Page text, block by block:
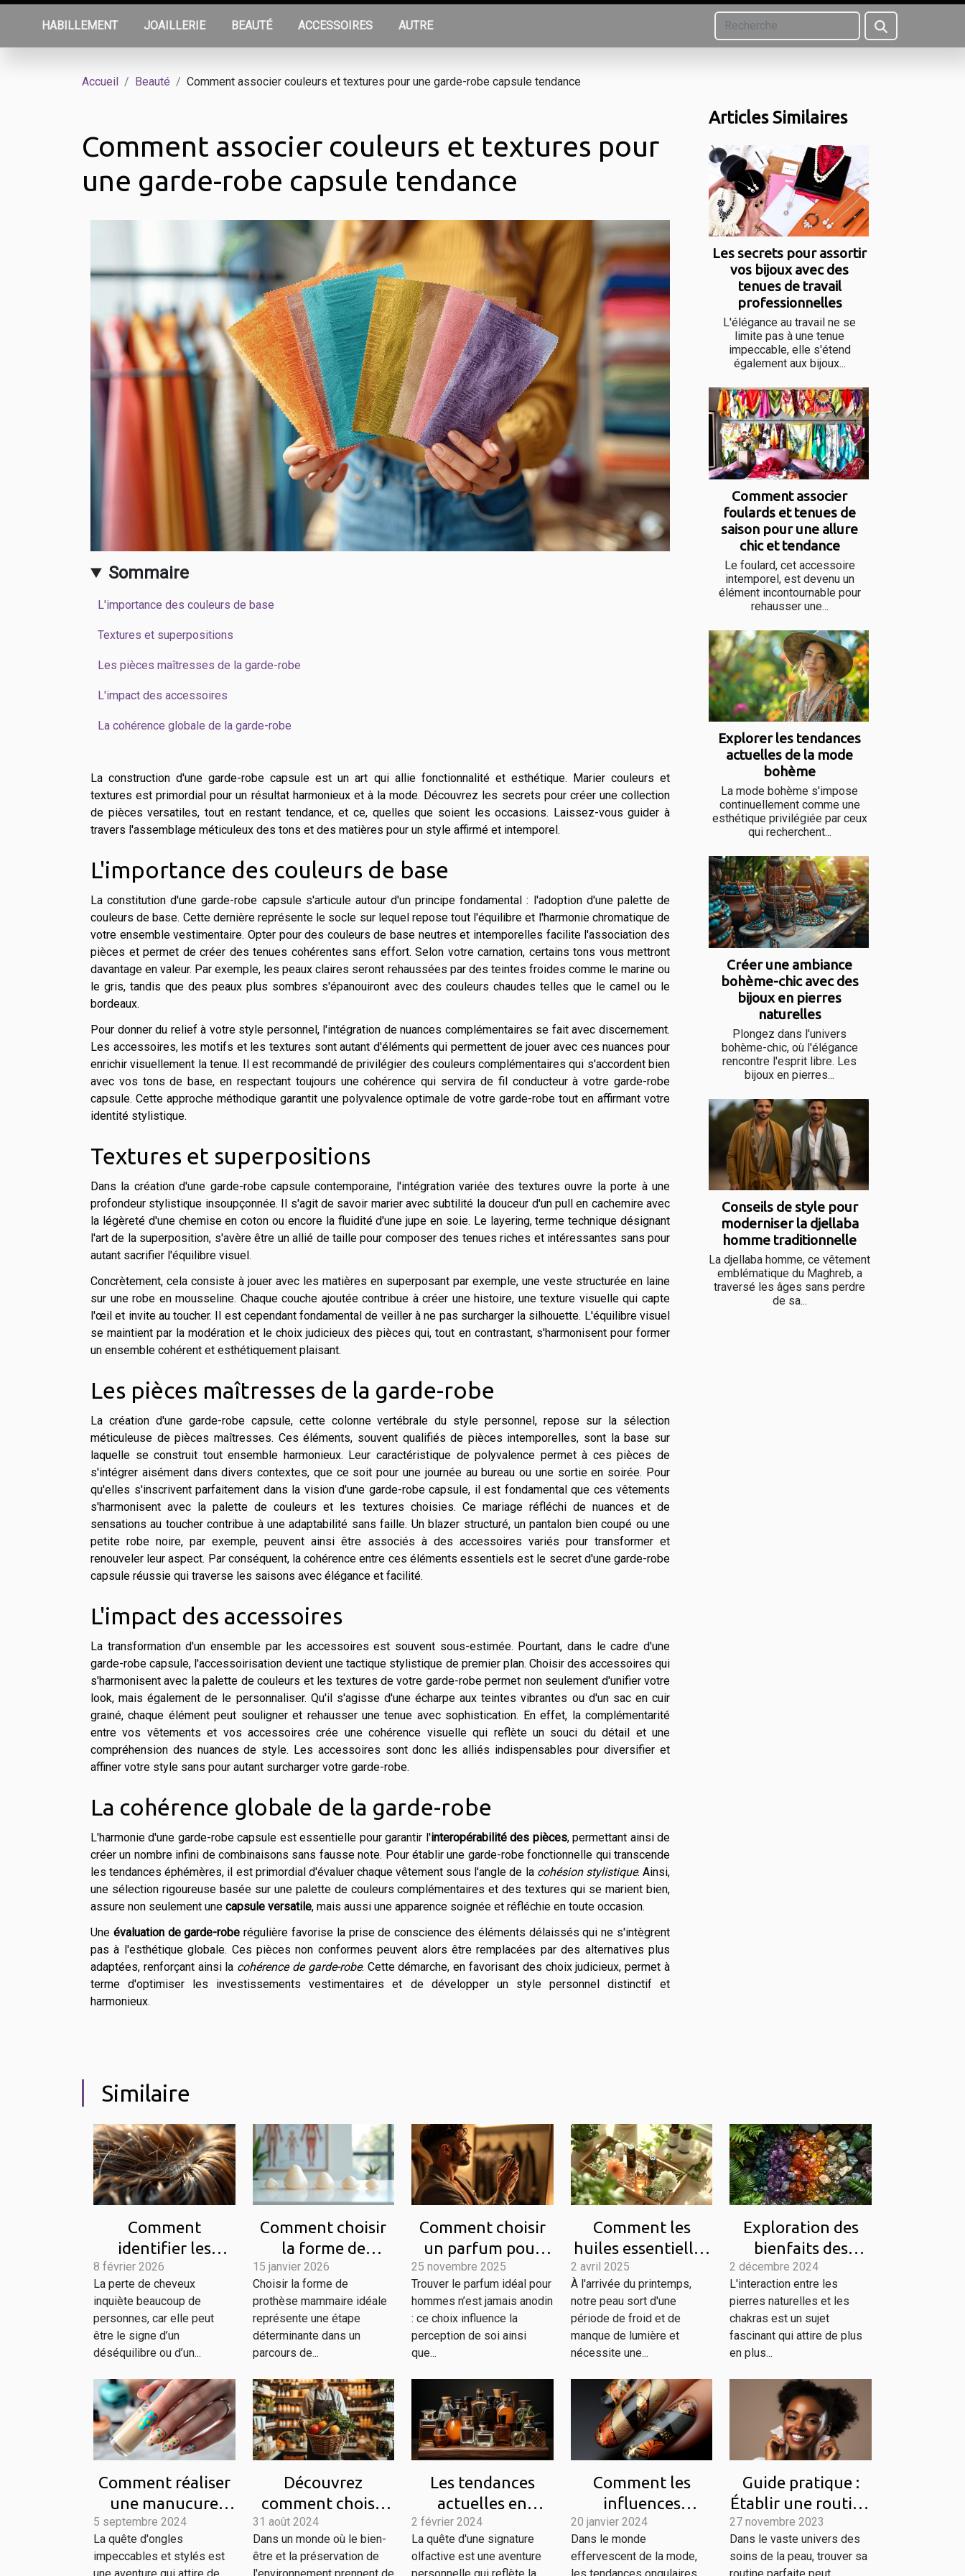
HABILLEMENT JOAILLERIE BEAUTÉ ACCESSOIRES AUTRE
Accueil Beauté Comment associer couleurs et textures pour une garde-robe capsule tendance
Comment associer couleurs et textures pour
une garde-robe capsule tendance
Sommaire
L'importance des couleurs de base
Textures et superpositions
Les pièces maîtresses de la garde-robe
L'impact des accessoires
La cohérence globale de la garde-robe
La construction d'une garde-robe capsule est un art qui allie fonctionnalité et esthétique. Marier couleurs et
textures est primordial pour un résultat harmonieux et à la mode. Découvrez les secrets pour créer une collection
de pièces versatiles, tout en restant tendance, et ce, quelles que soient les occasions. Laissez-vous guider à
travers l'assemblage méticuleux des tons et des matières pour un style affirmé et intemporel.
L'importance des couleurs de base
La constitution d'une garde-robe capsule s'articule autour d'un principe fondamental : l'adoption d'une palette de
couleurs de base. Cette dernière représente le socle sur lequel repose tout l'équilibre et l'harmonie chromatique de
votre ensemble vestimentaire. Opter pour des couleurs de base neutres et intemporelles facilite l'association des
pièces et permet de créer des tenues cohérentes sans effort. Selon votre carnation, certains tons vous mettront
davantage en valeur. Par exemple, les peaux claires seront rehaussées par des teintes froides comme le marine ou
le gris, tandis que des peaux plus sombres s'épanouiront avec des couleurs chaudes telles que le camel ou le
bordeaux.
Pour donner du relief à votre style personnel, l'intégration de nuances complémentaires se fait avec discernement.
Les accessoires, les motifs et les textures sont autant d'éléments qui permettent de jouer avec ces nuances pour
enrichir visuellement la tenue. Il est recommandé de privilégier des couleurs complémentaires qui s'accordent bien
avec vos tons de base, en respectant toujours une cohérence qui servira de fil conducteur à votre garde-robe
capsule. Cette approche méthodique garantit une polyvalence optimale de votre garde-robe tout en affirmant votre
identité stylistique.
Textures et superpositions
Dans la création d'une garde-robe capsule contemporaine, l'intégration variée des textures ouvre la porte à une
profondeur stylistique insoupçonnée. Il s'agit de savoir marier avec subtilité la douceur d'un pull en cachemire avec
la légèreté d'une chemise en coton ou encore la fluidité d'une jupe en soie. Le layering, terme technique désignant
l'art de la superposition, s'avère être un allié de taille pour composer des tenues riches et intéressantes sans pour
autant sacrifier l'équilibre visuel.
Concrètement, cela consiste à jouer avec les matières en superposant par exemple, une veste structurée en laine
sur une robe en mousseline. Chaque couche ajoutée contribue à créer une histoire, une texture visuelle qui capte
l'œil et invite au toucher. Il est cependant fondamental de veiller à ne pas surcharger la silhouette. L'équilibre visuel
se maintient par la modération et le choix judicieux des pièces qui, tout en contrastant, s'harmonisent pour former
un ensemble cohérent et esthétiquement plaisant.
Les pièces maîtresses de la garde-robe
La création d'une garde-robe capsule, cette colonne vertébrale du style personnel, repose sur la sélection
méticuleuse de pièces maîtresses. Ces éléments, souvent qualifiés de pièces intemporelles, sont la base sur
laquelle se construit tout ensemble harmonieux. Leur caractéristique de polyvalence permet à ces pièces de
s'intégrer aisément dans divers contextes, que ce soit pour une journée au bureau ou une sortie en soirée. Pour
qu'elles s'inscrivent parfaitement dans la vision d'une garde-robe capsule, il est fondamental que ces vêtements
s'harmonisent avec la palette de couleurs et les textures choisies. Ce mariage réfléchi de nuances et de
sensations au toucher contribue à une adaptabilité sans faille. Un blazer structuré, un pantalon bien coupé ou une
petite robe noire, par exemple, peuvent ainsi être associés à des accessoires variés pour transformer et
renouveler leur aspect. Par conséquent, la cohérence entre ces éléments essentiels est le secret d'une garde-robe
capsule réussie qui traverse les saisons avec élégance et facilité.
L'impact des accessoires
La transformation d'un ensemble par les accessoires est souvent sous-estimée. Pourtant, dans le cadre d'une
garde-robe capsule, l'accessoirisation devient une tactique stylistique de premier plan. Choisir des accessoires qui
s'harmonisent avec la palette de couleurs et les textures de votre garde-robe permet non seulement d'unifier votre
look, mais également de le personnaliser. Qu'il s'agisse d'une écharpe aux teintes vibrantes ou d'un sac en cuir
grainé, chaque élément peut souligner et rehausser une tenue avec sophistication. En effet, la complémentarité
entre vos vêtements et vos accessoires crée une cohérence visuelle qui reflète un souci du détail et une
compréhension des nuances de style. Les accessoires sont donc les alliés indispensables pour diversifier et
affiner votre style sans pour autant surcharger votre garde-robe.
La cohérence globale de la garde-robe
L'harmonie d'une garde-robe capsule est essentielle pour garantir l'interopérabilité des pièces, permettant ainsi de
créer un nombre infini de combinaisons sans fausse note. Pour établir une garde-robe fonctionnelle qui transcende
les tendances éphémères, il est primordial d'évaluer chaque vêtement sous l'angle de la cohésion stylistique. Ainsi,
une sélection rigoureuse basée sur une palette de couleurs complémentaires et des textures qui se marient bien,
assure non seulement une capsule versatile, mais aussi une apparence soignée et réfléchie en toute occasion.
Une évaluation de garde-robe régulière favorise la prise de conscience des éléments délaissés qui ne s'intègrent
pas à l'esthétique globale. Ces pièces non conformes peuvent alors être remplacées par des alternatives plus
adaptées, renforçant ainsi la cohérence de garde-robe. Cette démarche, en favorisant des choix judicieux, permet à
terme d'optimiser les investissements vestimentaires et de développer un style personnel distinctif et
harmonieux.
Articles Similaires
Les secrets pour assortir
vos bijoux avec des
tenues de travail
professionnelles
L'élégance au travail ne se
limite pas à une tenue
impeccable, elle s'étend
également aux bijoux...
Comment associer
foulards et tenues de
saison pour une allure
chic et tendance
Le foulard, cet accessoire
intemporel, est devenu un
élément incontournable pour
rehausser une...
Explorer les tendances
actuelles de la mode
bohème
La mode bohème s'impose
continuellement comme une
esthétique privilégiée par ceux
qui recherchent...
Créer une ambiance
bohème-chic avec des
bijoux en pierres
naturelles
Plongez dans l'univers
bohème-chic, où l'élégance
rencontre l'esprit libre. Les
bijoux en pierres...
Conseils de style pour
moderniser la djellaba
homme traditionnelle
La djellaba homme, ce vêtement
emblématique du Maghreb, a
traversé les âges sans perdre
de sa...
Similaire
Comment
identifier les
signes précurseurs
de la perte de
cheveux ?
8 février 2026
La perte de cheveux
inquiète beaucoup de
personnes, car elle peut
être le signe d’un
déséquilibre ou d’un...
Comment choisir
la forme de
prothèse
mammaire idéale
pour vous ?
15 janvier 2026
Choisir la forme de
prothèse mammaire idéale
représente une étape
déterminante dans un
parcours de...
Comment choisir
un parfum pour
hommes qui
marque les esprits
?
25 novembre 2025
Trouver le parfum idéal pour
hommes n’est jamais anodin
: ce choix influence la
perception de soi ainsi
que...
Comment les
huiles essentielles
peuvent revitaliser
votre routine de
soins de la peau au
printemps
2 avril 2025
À l'arrivée du printemps,
notre peau sort d'une
période de froid et de
manque de lumière et
nécessite une...
Exploration des
bienfaits des
pierres naturelles
pour l'équilibre
des chakras
2 décembre 2024
L'interaction entre les
pierres naturelles et les
chakras est un sujet
fascinant qui attire de plus
en plus...
Comment réaliser
une manucure
parfaite avec des
autocollants pour
ongles
5 septembre 2024
La quête d'ongles
impeccables et stylés est
Découvrez
comment choisir
vos produits de
beauté bio et
naturels
31 août 2024
Dans un monde où le bien-
être et la préservation de
Les tendances
actuelles en
matière de
parfums pour
hommes et
2 février 2024
La quête d'une signature
olfactive est une aventure
Comment les
influences
culturelles vont
façonner les
tendances
20 janvier 2024
Dans le monde
effervescent de la mode,
Guide pratique :
Établir une routine
de soins de la peau
adaptée à chaque
type de peau
27 novembre 2023
Dans le vaste univers des
soins de la peau, trouver sa